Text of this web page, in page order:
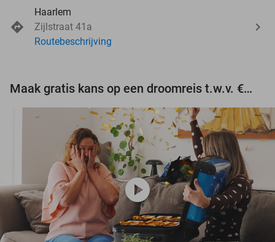
Haarlem
Zijlstraat 41a
Routebeschrijving
Maak gratis kans op een droomreis t.w.v. €3.000!
play_circle